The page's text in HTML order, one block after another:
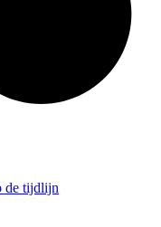
de tijdlijn